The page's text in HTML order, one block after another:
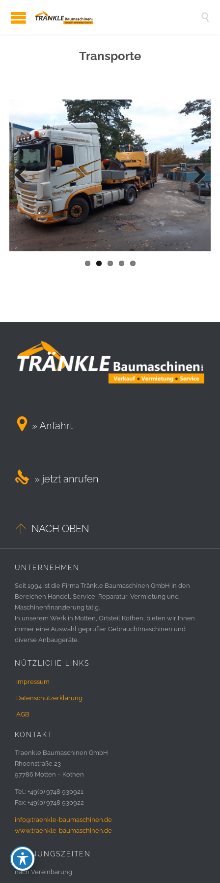

Transporte
Previous Next
 » Anfahrt
 » jetzt anrufen
 NACH OBEN
UNTERNEHMEN
Seit 1994 ist die Firma Tränkle Baumaschinen GmbH in den
Bereichen Handel, Service, Reparatur, Vermietung und
Maschinenfinanzierung tätig.
In unserem Werk in Motten, Ortsteil Kothen, bieten wir Ihnen
immer eine Auswahl geprüfter Gebrauchtmaschinen und
diverse Anbaugeräte.
NÜTZLICHE LINKS
Impressum
Datenschutzerklärung
AGB
KONTAKT
Traenkle Baumaschinen GmbH
Rhoenstraße 23
97786 Motten – Kothen
Tel.: +49(0) 9748 930921
Fax: +49(0) 9748 930922
info@traenkle-baumaschinen.de
www.traenkle-baumaschinen.de
ÖFFNUNGSZEITEN
nach Vereinbarung